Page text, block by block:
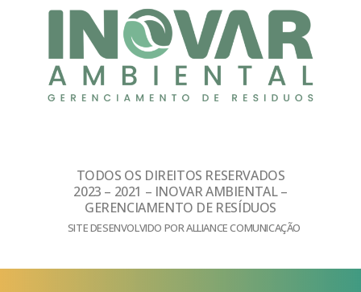
TODOS OS DIREITOS RESERVADOS
2023 – 2021 – INOVAR AMBIENTAL –
GERENCIAMENTO DE RESÍDUOS
SITE DESENVOLVIDO POR ALLIANCE COMUNICAÇÃO